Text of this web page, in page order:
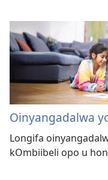
Oinyangadalwa
Longifa
kOmbiibeli opo u